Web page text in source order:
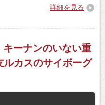
詳細を見る
キーナンのいない重
ルカスのサイボーグ